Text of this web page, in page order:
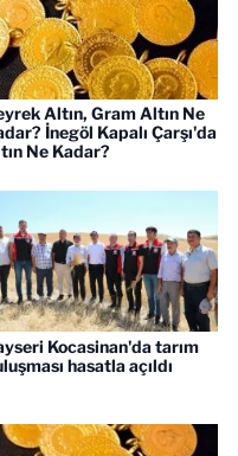
Altın, Gram Altın Ne
İnegöl Kapalı Çarşı'da
Ne Kadar?
Kocasinan'da tarım
hasatla açıldı